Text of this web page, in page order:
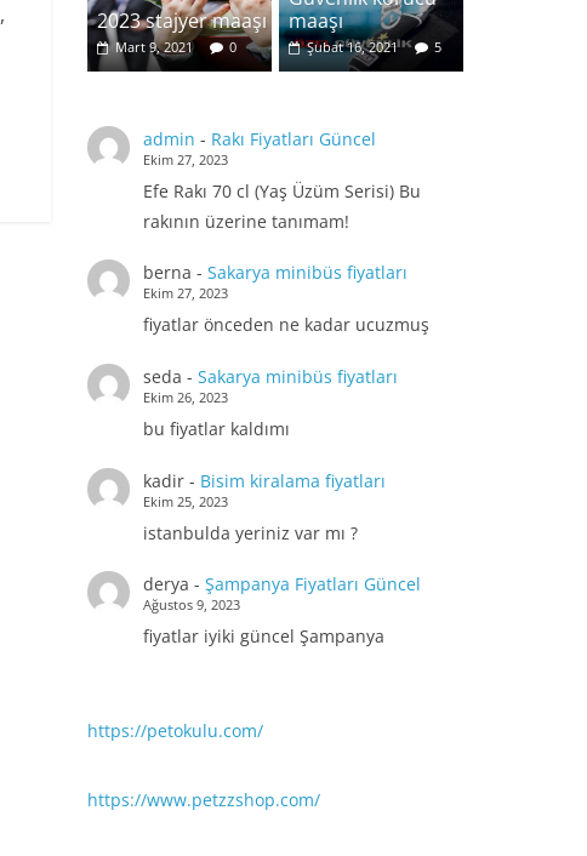
, 2023 stajyer maaşı
Mart 9, 2021 0
maaşı
Şubat 16, 2021 5
admin - Rakı Fiyatları Güncel
Ekim 27, 2023
Efe Rakı 70 cl (Yaş Üzüm Serisi) Bu
rakının üzerine tanımam!
berna - Sakarya minibüs fiyatları
Ekim 27, 2023
fiyatlar önceden ne kadar ucuzmuş
seda - Sakarya minibüs fiyatları
Ekim 26, 2023
bu fiyatlar kaldımı
kadir- Bisim kiralama fiyatları
Ekim 25, 2023
istanbulda yeriniz var mı ?
derya - Şampanya Fiyatları Güncel
Ağustos 9, 2023
fiyatlar iyiki güncel Şampanya
https://petokulu.com/
https://www.petzzshop.com/